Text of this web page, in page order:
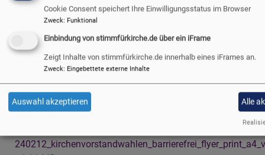
Für 100% unserer Gemeindemitglieder komfortabel
267.5 KB
Cookie Consent speichert Ihre Einwilligungsstatus im Browser
Zweck: Funktional
Einbindung von stimmfürkirche.de über ein iFrame
Zeigt Inhalte von stimmfürkirche.de innerhalb eines iFrames an.
Zweck: Eingebettete externe Inhalte
Auswahl akzeptieren Alle